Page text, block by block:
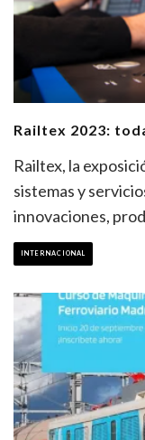
Railtex 2023:
Railtex, la
sistemas y
innovaciones,
INTERNACIONAL